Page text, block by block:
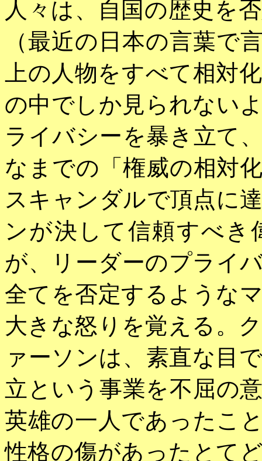
人々は、自国の歴史を
（最近の日本の言葉で
上の人物をすべて相対
の中でしか見られない
ライバシーを暴き立て
なまでの「権威の相対
スキャンダルで頂点に
ンが決して信頼すべき
が、リーダーのプライ
全てを否定するような
大きな怒りを覚える。
ァーソンは、素直な目
立という事業を不屈の
英雄の一人であったこ
性格の傷があったとて